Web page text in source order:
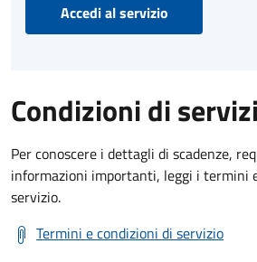
Accedi al servizio
Condizioni di
Per conoscere i dettagli di scadenze,
informazioni importanti, leggi i termini
servizio.
Termini e condizioni di servizio